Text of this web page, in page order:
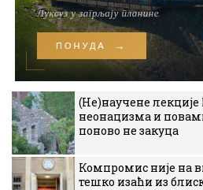
(Не)научене
неонацизма и
поново не закуца
Компромис није на
тешко изаћи из